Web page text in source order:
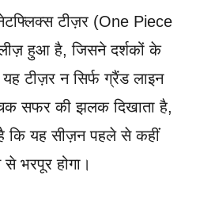
टीज़र (One Piece
हुआ है, जिसने दर्शकों के
टीज़र न सिर्फ ग्रैंड लाइन
सफर की झलक दिखाता है,
कि यह सीज़न पहले से कहीं
भरपूर होगा।